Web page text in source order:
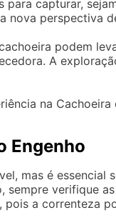
capturar,
nova perspectiva
podem
A
na
Engenho
mas é essencial
sempre verifique
a correnteza